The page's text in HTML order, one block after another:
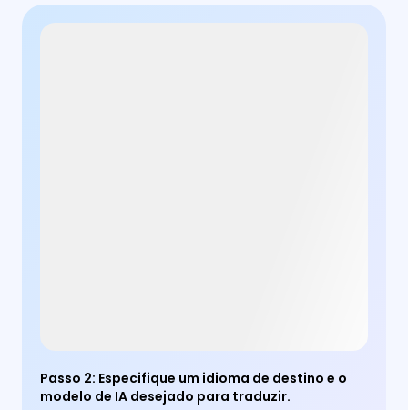
Passo 2: Especifique um idioma de destino e o
modelo de IA desejado para traduzir.